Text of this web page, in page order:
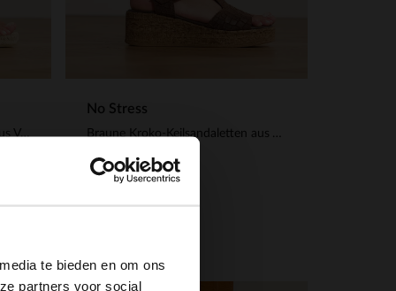
te bieden en om ons
partners voor social
Taupefarbene Keilsandaletten aus Veloursleder
No Stress
Braune Kroko-Keilsandaletten aus Veloursleder
120.00
60.00